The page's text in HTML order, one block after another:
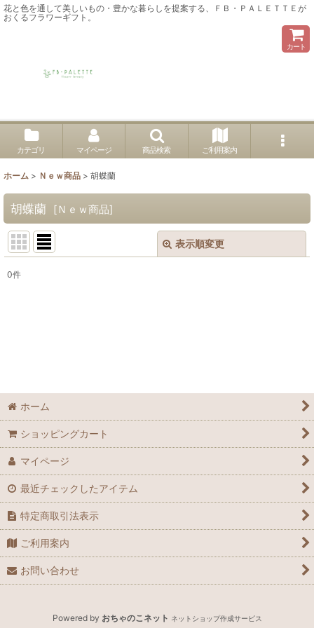
花と色を通して美しいもの・豊かな暮らしを提案する、ＦＢ・ＰＡＬＥＴＴＥが
おくるフラワーギフト。
カート
カテゴリ マイページ 商品検索 ご利用案内
ホーム > Ｎｅｗ商品 > 胡蝶蘭
胡蝶蘭 [Ｎｅｗ商品]
表示順変更
0件
ホーム
ショッピングカート
マイページ
最近チェックしたアイテム
特定商取引法表示
ご利用案内
お問い合わせ
Powered by おちゃのこネット ネットショップ作成サービス